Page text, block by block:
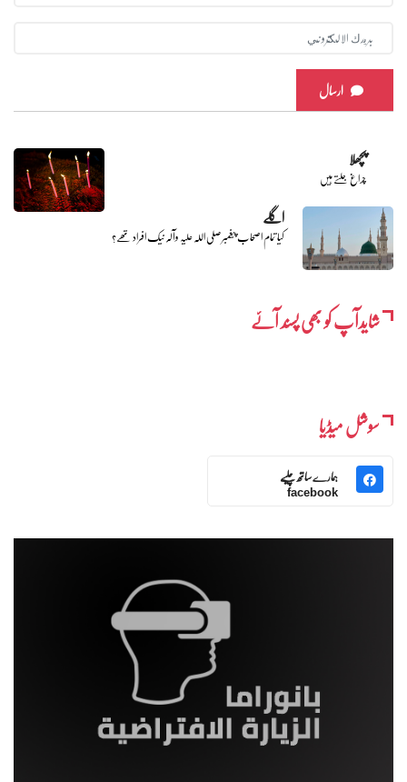
ارسال
پچھلا
چراغ جلتے ہیں
اگلے
کیا تمام اصحاب پیغمبر صلی اللہ علیہ وآلہ نیک افراد تھے؟
شایدآپ کو بھی پسند آئے
سوشل میڈیا
ہمارے ساتھ چلیے
facebook